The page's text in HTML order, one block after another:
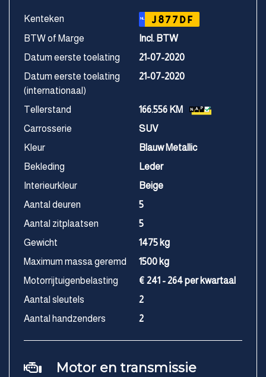
Kenteken NL J877DF
BTW of Marge
Incl. BTW
Datum eerste toelating
21-07-2020
Datum eerste toelating
(internationaal)
21-07-2020
Tellerstand
166.556 KM
Carrosserie
SUV
Kleur
Blauw Metallic
Bekleding
Leder
Interieurkleur
Beige
Aantal deuren
5
Aantal zitplaatsen
5
Gewicht
1475 kg
Maximum massa geremd
1500 kg
Motorrijtuigenbelasting
€ 241 - 264 per kwartaal
Aantal sleutels
2
Aantal handzenders
2
Motor en transmissie